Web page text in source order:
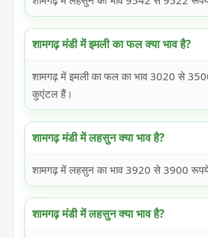
शामगढ़ मंडी में इमली का फल क्या भाव है?
शामगढ़ में इमली का फल का भाव 3020 से
कुएंटल हैं।
शामगढ़ मंडी में लहसुन क्या भाव है?
शामगढ़ में लहसुन का भाव 3920 से 3900
शामगढ़ मंडी में लहसुन क्या भाव है?